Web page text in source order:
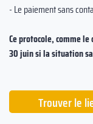
- Le paiement sans
Ce protocole, comme
30 juin si la situation
Trouver le